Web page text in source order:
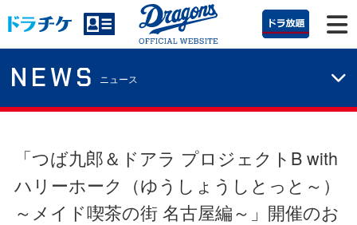
NEWS ニュース
「つば九郎＆ドアラ プロジェクトB with
ハリーホーク（ゆうしょうしとっと～）
～メイド喫茶の街 名古屋編～」開催のお